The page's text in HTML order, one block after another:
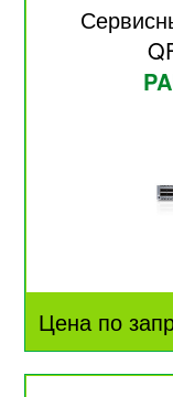
Цена по